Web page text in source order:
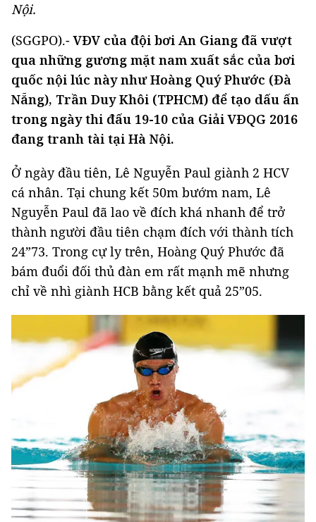
Nội.
(SGGPO).-VĐV của đội bơi An Giang đã vượt
qua những gương mặt nam xuất sắc của bơi
quốc nội lúc này như Hoàng Quý Phước (Đà
Nẵng), Trần Duy Khôi (TPHCM) để tạo dấu ấn
trong ngày thi đấu 19-10 của Giải VĐQG 2016
đang tranh tài tại Hà Nội.
Ở ngày đầu tiên, Lê Nguyễn Paul giành 2 HCV
cá nhân. Tại chung kết 50m bướm nam, Lê
Nguyễn Paul đã lao về đích khá nhanh để trở
thành người đầu tiên chạm đích với thành tích
24”73. Trong cự ly trên, Hoàng Quý Phước đã
bám đuổi đối thủ đàn em rất mạnh mẽ nhưng
chỉ về nhì giành HCB bằng kết quả 25”05.